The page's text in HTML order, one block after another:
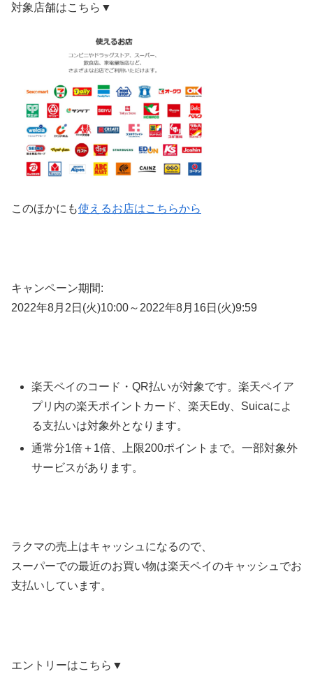
対象店舗はこちら▼
このほかにも使えるお店はこちらから
キャンペーン期間:
2022年8月2日(火)10:00～2022年8月16日(火)9:59
楽天ペイのコード・QR払いが対象です。楽天ペイア
プリ内の楽天ポイントカード、楽天Edy、Suicaによ
る支払いは対象外となります。
通常分1倍＋1倍、上限200ポイントまで。一部対象外
サービスがあります。
ラクマの売上はキャッシュになるので、
スーパーでの最近のお買い物は楽天ペイのキャッシュでお
支払いしています。
エントリーはこちら▼